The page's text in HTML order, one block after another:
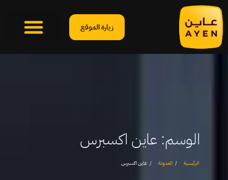
زيارة الموقع
الوسم: عاين اكسبرس
الرئيسية المدونة عاين اكسبرس